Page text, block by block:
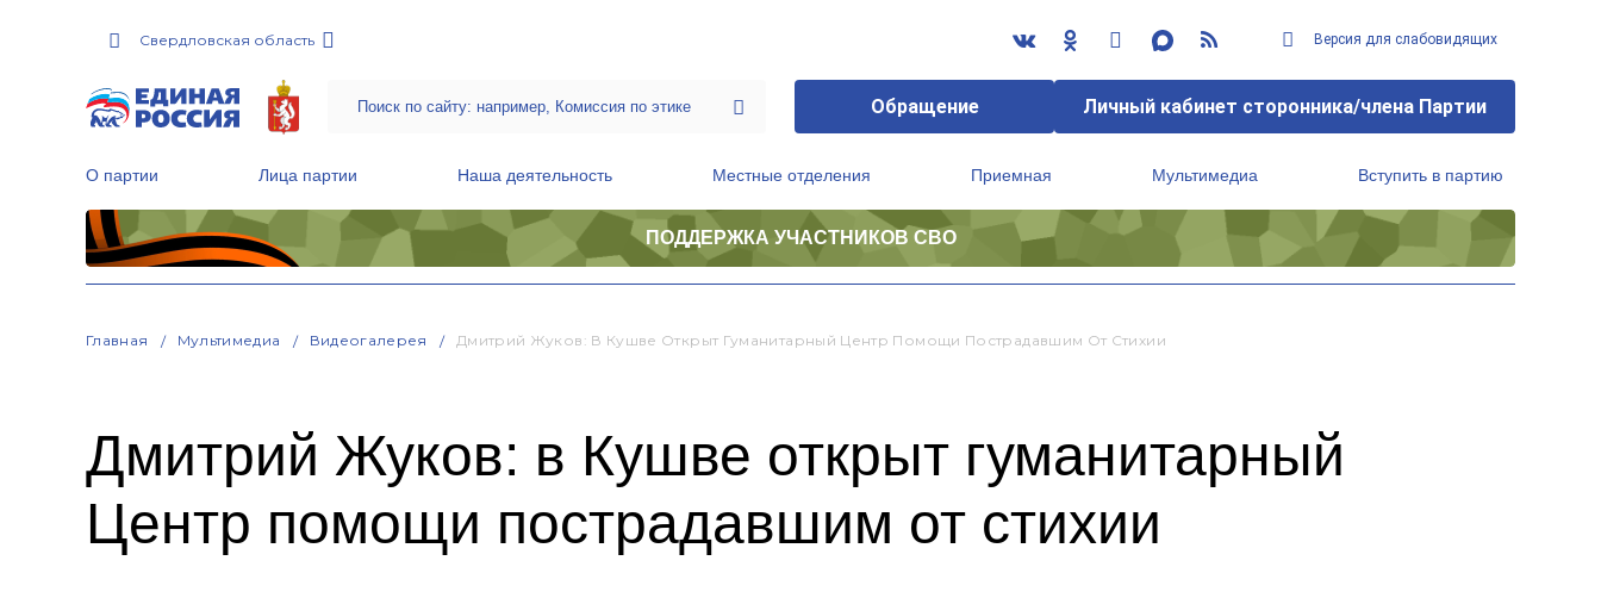
Свердловская область Версия для слабовидящих
Обращение Личный кабинет сторонника/члена Партии
О партии Лица партии Наша деятельность Местные отделения Приемная Мультимедиа Вступить в партию
ПОДДЕРЖКА УЧАСТНИКОВ СВО
Главная Мультимедиа Видеогалерея Дмитрий Жуков: В Кушве Открыт Гуманитарный Центр Помощи Пострадавшим От Стихии
Дмитрий Жуков: в Кушве открыт гуманитарный
Центр помощи пострадавшим от стихии